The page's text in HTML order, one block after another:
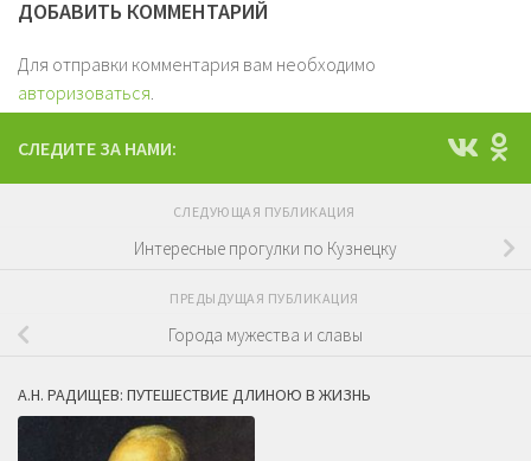
ДОБАВИТЬ КОММЕНТАРИЙ
Для отправки комментария вам необходимо
авторизоваться.
СЛЕДИТЕ ЗА НАМИ:
СЛЕДУЮЩАЯ ПУБЛИКАЦИЯ
Интересные прогулки по Кузнецку
ПРЕДЫДУЩАЯ ПУБЛИКАЦИЯ
Города мужества и славы
А.Н. РАДИЩЕВ: ПУТЕШЕСТВИЕ ДЛИНОЮ В ЖИЗНЬ